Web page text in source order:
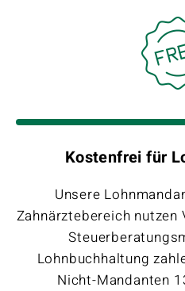
Kostenfrei für
Unsere
Zahnärztebereich
Lohnbuchhaltung
Nicht-Mandanten